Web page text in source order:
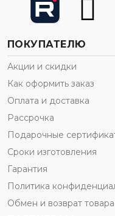
ПОКУПАТЕЛЮ
Акции и скидки
Как оформить заказ
Оплата и доставка
Рассрочка
Подарочные
Сроки изготовления
Гарантия
Политика
Обмен и возврат товара